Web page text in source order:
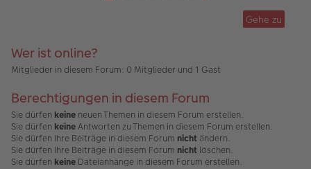
tr
a
g
Gehe zu
Wer ist online?
Mitglieder in diesem Forum: 0 Mitglieder und 1 Gast
Berechtigungen in diesem Forum
Sie dürfen keine neuen Themen in diesem Forum erstellen.
Sie dürfen keineAntworten zu Themen in diesem Forum erstellen.
Sie dürfen Ihre Beiträge in diesem Forum nicht ändern.
Sie dürfen Ihre Beiträge in diesem Forum nicht löschen.
Sie dürfen keine Dateianhänge in diesem Forum erstellen.